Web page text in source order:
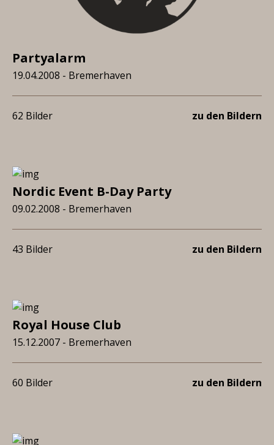
Partyalarm
19.04.2008 - Bremerhaven
62 Bilder zu den Bildern
Nordic Event B-Day Party
09.02.2008 - Bremerhaven
43 Bilder zu den Bildern
Royal House Club
15.12.2007 - Bremerhaven
60 Bilder zu den Bildern